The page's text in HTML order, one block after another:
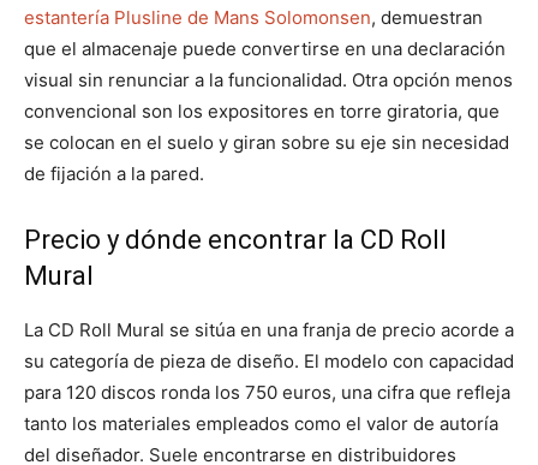
estantería Plusline de Mans Solomonsen, demuestran
que el almacenaje puede convertirse en una declaración
visual sin renunciar a la funcionalidad. Otra opción menos
convencional son los expositores en torre giratoria, que
se colocan en el suelo y giran sobre su eje sin necesidad
de fijación a la pared.
Precio y dónde encontrar la CD Roll
Mural
La CD Roll Mural se sitúa en una franja de precio acorde a
su categoría de pieza de diseño. El modelo con capacidad
para 120 discos ronda los 750 euros, una cifra que refleja
tanto los materiales empleados como el valor de autoría
del diseñador. Suele encontrarse en distribuidores